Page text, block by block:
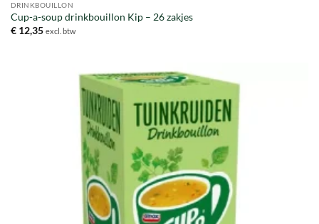
DRINKBOUILLON
Cup-a-soup drinkbouillon Kip – 26 zakjes
€12,35 excl. btw